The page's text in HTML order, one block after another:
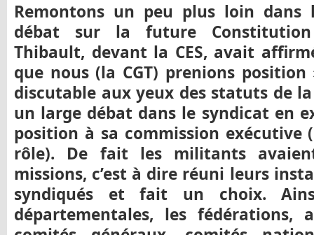
Remontons un peu plus loin dans
débat sur la future Constitution
Thibault, devant la CES, avait
que nous (la CGT) prenions
discutable aux yeux des statuts de
un large débat dans le syndicat en
position à sa commission
rôle). De fait les militants
missions, c’est à dire réuni leurs
syndiqués et fait un choix.
départementales, les fédérations,